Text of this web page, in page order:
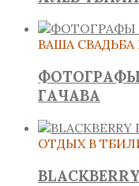
ВАША СВАДЬБА
ГАЧАВА
ОТДЫХ В